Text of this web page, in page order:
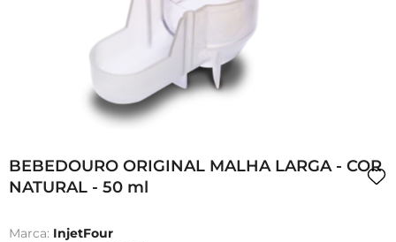
BEBEDOURO ORIGINAL MALHA LARGA - COR
NATURAL - 50 ml
Marca: InjetFour